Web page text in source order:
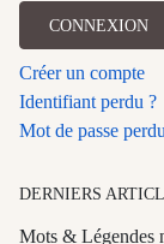
CONNEXION
Créer un compte
Identifiant perdu ?
Mot de passe
DERNIERS
Mots & Légendes